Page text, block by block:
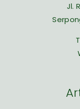
Jl.